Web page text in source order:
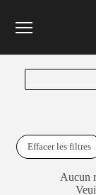
Effacer les filtres
Aucun